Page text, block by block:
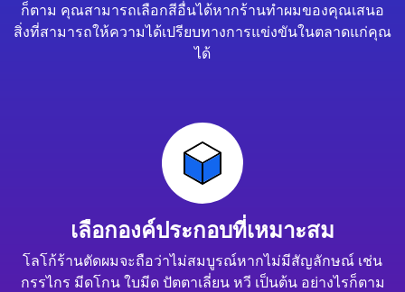
ก็ตาม คุณสามารถเลือกสีอื่นได้หากร้านทำผมของคุณเสนอ
สิ่งที่สามารถให้ความได้เปรียบทางการแข่งขันในตลาดแก่คุณ
ได้
เลือกองค์ประกอบที่เหมาะสม
โลโก้ร้านตัดผมจะถือว่าไม่สมบูรณ์หากไม่มีสัญลักษณ์ เช่น
กรรไกร มีดโกน ใบมีด ปัตตาเลี่ยน หวี เป็นต้น อย่างไรก็ตาม